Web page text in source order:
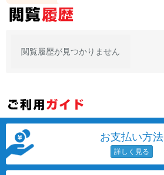
閲覧履歴が見つかりません
お支払い方法